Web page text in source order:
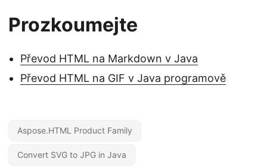
Prozkoumejte
Převod HTML na Markdown v Java
Převod HTML na GIF v Java programově
Aspose.HTML Product Family
Convert SVG to JPG in Java